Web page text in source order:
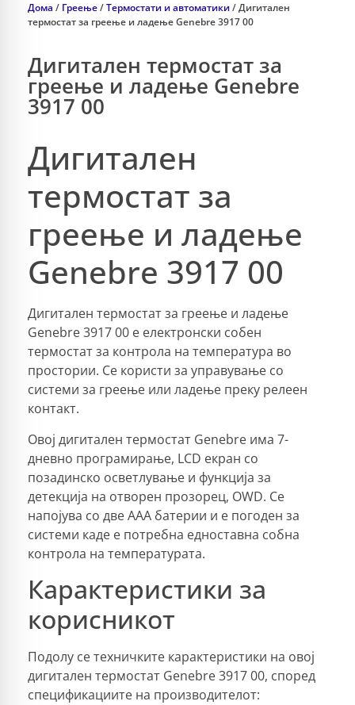
Дома / Греење/Термостати и автоматики/ Дигитален
термостат за греење и ладење Genebre 3917 00
Дигитален термостат за
греење и ладење Genebre
3917 00
Дигитален
термостат за
греење и ладење
Genebre 3917 00
Дигитален термостат за греење и ладење
Genebre 3917 00 е електронски собен
термостат за контрола на температура во
простории. Се користи за управување со
системи за греење или ладење преку релеен
контакт.
Овој дигитален термостат Genebre има 7-
дневно програмирање, LCD екран со
позадинско осветлување и функција за
детекција на отворен прозорец, OWD. Се
напојува со две AAA батерии и е погоден за
системи каде е потребна едноставна собна
контрола на температурата.
Карактеристики за
корисникот
Подолу се техничките карактеристики на овој
дигитален термостат Genebre 3917 00, според
спецификациите на производителот: